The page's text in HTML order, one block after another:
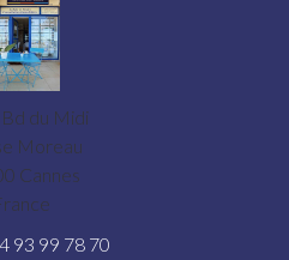
du Midi
Moreau
Cannes
93 99 78 70